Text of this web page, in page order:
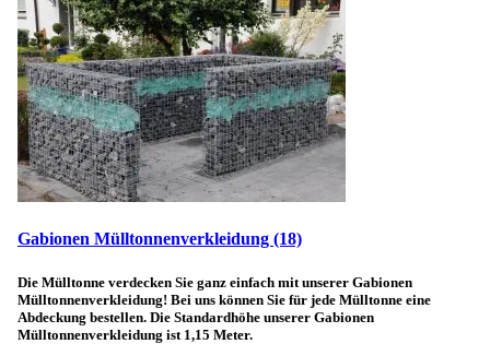
Gabionen Mülltonnenverkleidung (18)
Die Mülltonne verdecken Sie ganz einfach mit unserer Gabionen
Mülltonnenverkleidung! Bei uns können Sie für jede Mülltonne eine
Abdeckung bestellen. Die Standardhöhe unserer Gabionen
Mülltonnenverkleidung ist 1,15 Meter.